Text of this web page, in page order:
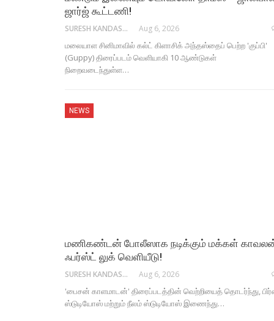
ஜார்ஜ் கூட்டணி!
SURESH KANDASAMY Aug 6, 2026
மலையாள சினிமாவில் கல்ட் கிளாசிக் அந்தஸ்தைப் பெற்ற 'குப்பி'
(Guppy) திரைப்படம் வெளியாகி 10 ஆண்டுகள்
நிறைவடைந்துள்ள…
NEWS
மணிகண்டன் போலீஸாக நடிக்கும் மக்கள்
ஃபர்ஸ்ட் லுக் வெளியீடு!
SURESH KANDASAMY Aug 6, 2026
'பைசன் காளமாடன்' திரைப்படத்தின் வெற்றியைத் தொடர்ந்து,
ஸ்டுடியோஸ் மற்றும் நீலம் ஸ்டுடியோஸ் இணைந்து…